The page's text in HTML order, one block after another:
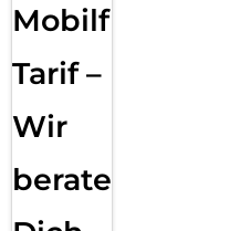
Mobilfunk
Tarif –
Wir
beraten